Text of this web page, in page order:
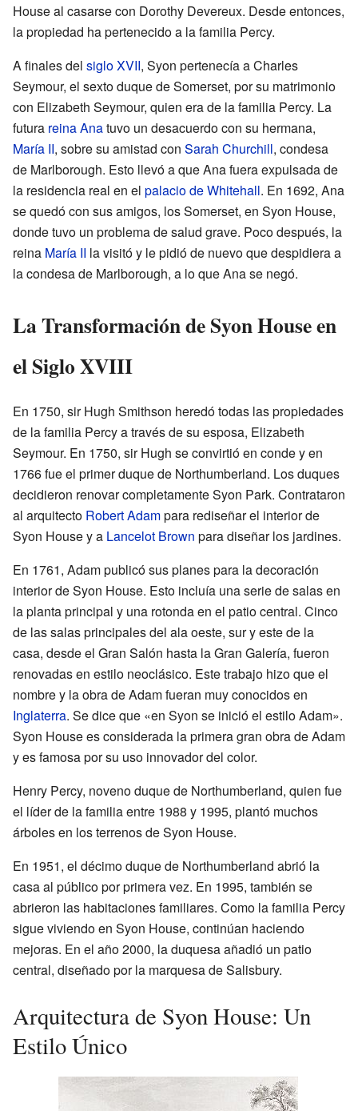
House al casarse con Dorothy Devereux. Desde entonces,
la propiedad ha pertenecido a la familia Percy.
A finales del siglo XVII, Syon pertenecía a Charles
Seymour, el sexto duque de Somerset, por su matrimonio
con Elizabeth Seymour, quien era de la familia Percy. La
futura reina Anatuvo un desacuerdo con su hermana,
María II, sobre su amistad con Sarah Churchill, condesa
de Marlborough. Esto llevó a que Ana fuera expulsada de
la residencia real en el palacio de Whitehall. En 1692, Ana
se quedó con sus amigos, los Somerset, en Syon House,
donde tuvo un problema de salud grave. Poco después, la
reina María II la visitó y le pidió de nuevo que despidiera a
la condesa de Marlborough, a lo que Ana se negó.
La Transformación de Syon House en
el Siglo XVIII
En 1750, sir Hugh Smithson heredó todas las propiedades
de la familia Percy a través de su esposa, Elizabeth
Seymour. En 1750, sir Hugh se convirtió en conde y en
1766 fue el primer duque de Northumberland. Los duques
decidieron renovar completamente Syon Park. Contrataron
al arquitecto Robert Adampara rediseñar el interior de
Syon House y a Lancelot Brown para diseñar los jardines.
En 1761, Adam publicó sus planes para la decoración
interior de Syon House. Esto incluía una serie de salas en
la planta principal y una rotonda en el patio central. Cinco
de las salas principales del ala oeste, sur y este de la
casa, desde el Gran Salón hasta la Gran Galería, fueron
renovadas en estilo neoclásico. Este trabajo hizo que el
nombre y la obra de Adam fueran muy conocidos en
Inglaterra. Se dice que «en Syon se inició el estilo Adam».
Syon House es considerada la primera gran obra de Adam
y es famosa por su uso innovador del color.
Henry Percy, noveno duque de Northumberland, quien fue
el líder de la familia entre 1988 y 1995, plantó muchos
árboles en los terrenos de Syon House.
En 1951, el décimo duque de Northumberland abrió la
casa al público por primera vez. En 1995, también se
abrieron las habitaciones familiares. Como la familia Percy
sigue viviendo en Syon House, continúan haciendo
mejoras. En el año 2000, la duquesa añadió un patio
central, diseñado por la marquesa de Salisbury.
Arquitectura de Syon House: Un
Estilo Único